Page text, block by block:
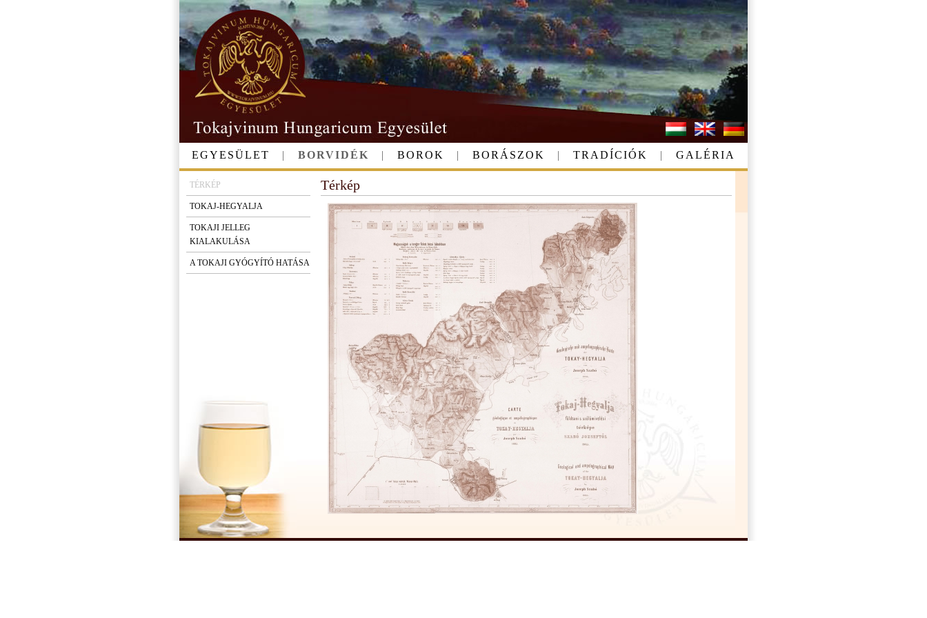
EGYESÜLET | BORVIDÉK | BOROK | BORÁSZOK | TRADÍCIÓK | GALÉRIA
TÉRKÉP
TOKAJ-HEGYALJA
TOKAJI JELLEG
KIALAKULÁSA
A TOKAJI GYÓGYÍTÓ HATÁSA
Térkép